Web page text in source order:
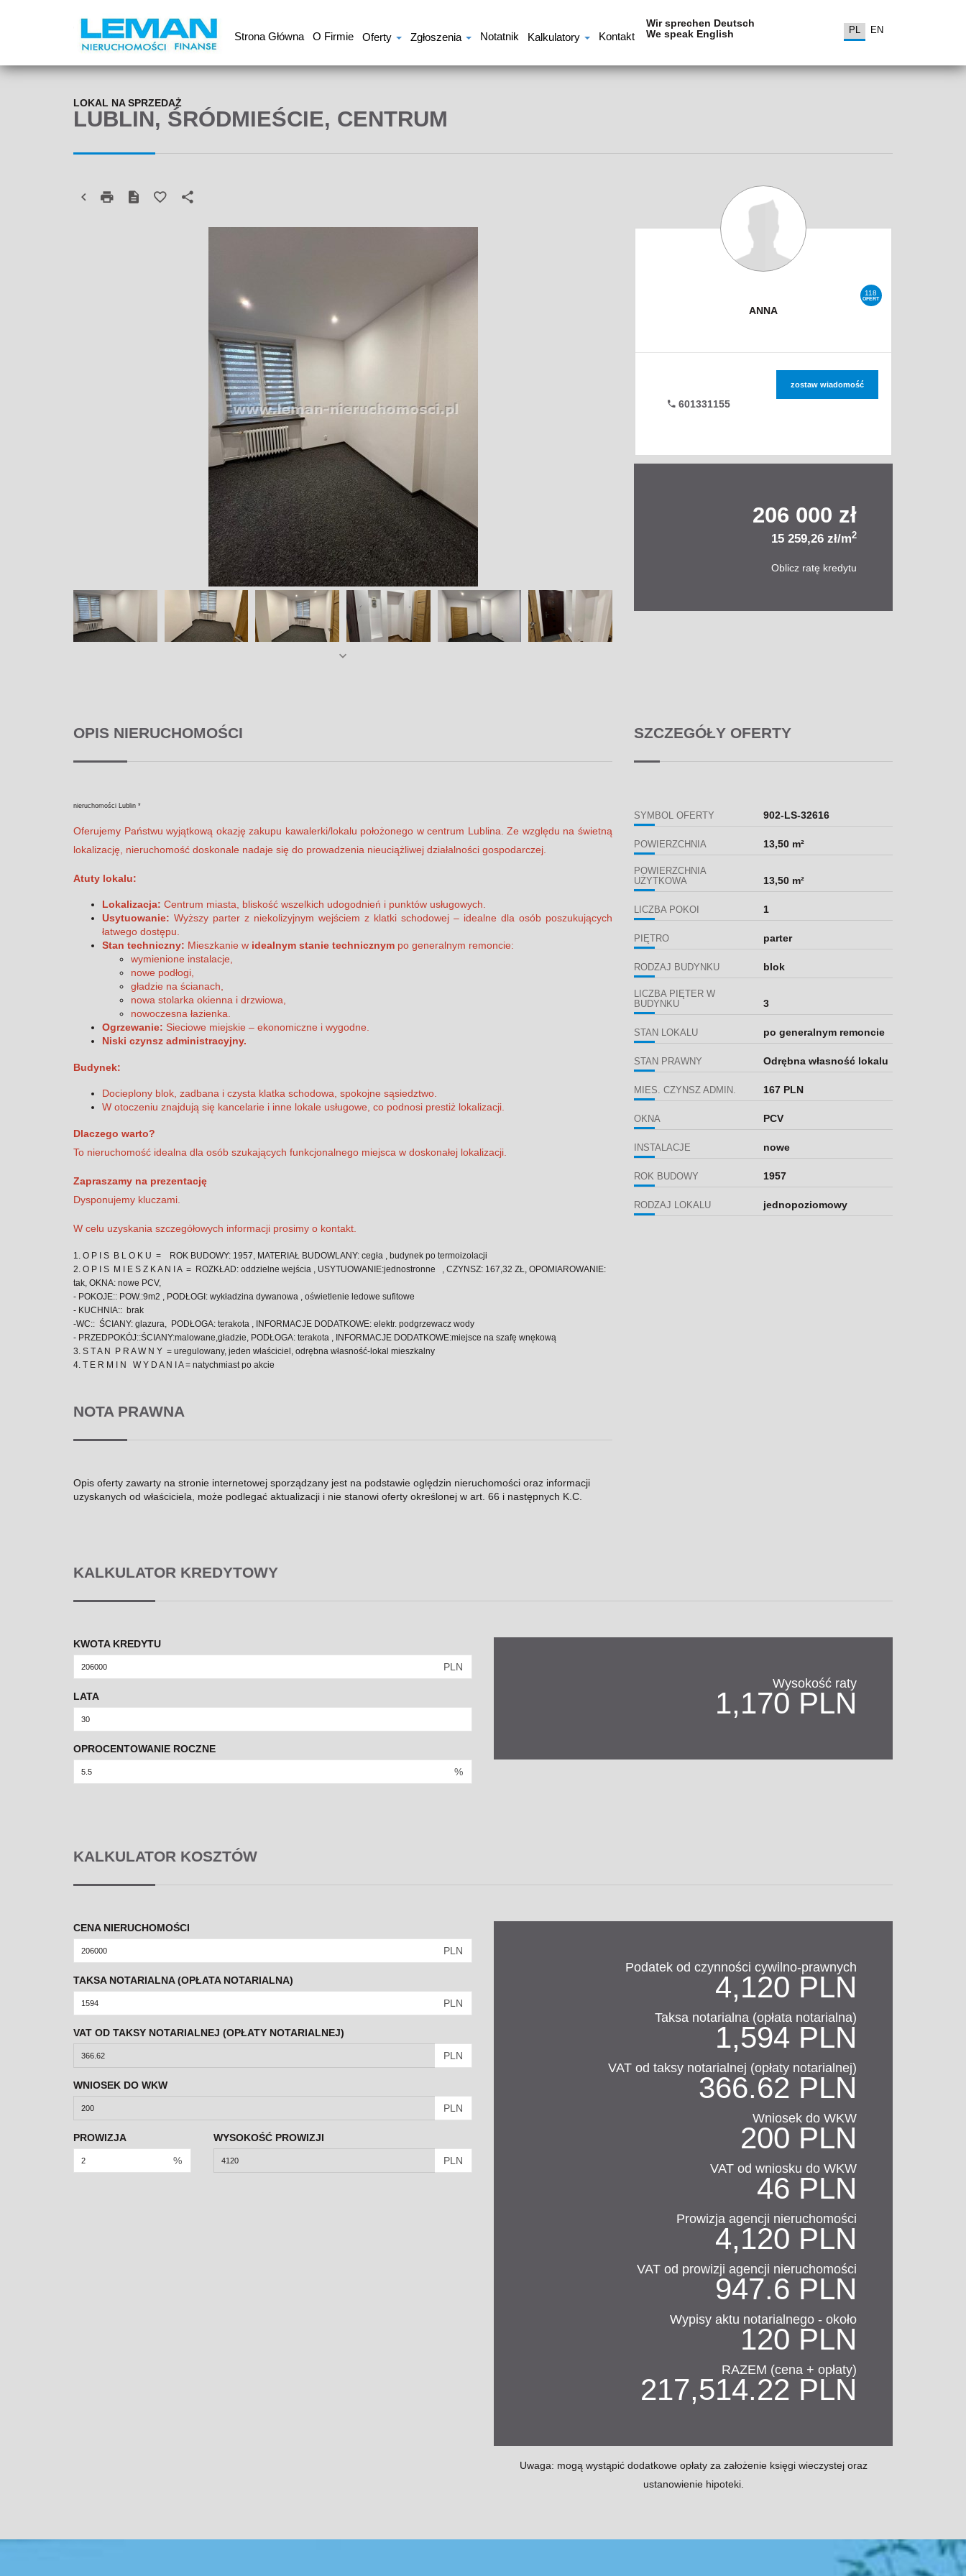
Strona Główna O Firmie Oferty Zgłoszenia Notatnik Kalkulatory Kontakt
Wir sprechen Deutsch
We speak English
PL EN
LUBLIN, ŚRÓDMIEŚCIE, CENTRUM
LOKAL NA SPRZEDAŻ
118
OFERT
ANNA
601331155
zostaw wiadomość
206 000 zł
15 259,26 zł/m2
Oblicz ratę kredytu
OPIS NIERUCHOMOŚCI
nieruchomości Lublin *
Oferujemy Państwu wyjątkową okazję zakupu kawalerki/lokalu położonego w centrum Lublina. Ze względu na świetną
lokalizację, nieruchomość doskonale nadaje się do prowadzenia nieuciążliwej działalności gospodarczej.
Atuty lokalu:
Lokalizacja: Centrum miasta, bliskość wszelkich udogodnień i punktów usługowych.
Usytuowanie: Wyższy parter z niekolizyjnym wejściem z klatki schodowej – idealne dla osób poszukujących
łatwego dostępu.
Stan techniczny: Mieszkanie w idealnym stanie technicznym po generalnym remoncie:
wymienione instalacje,
nowe podłogi,
gładzie na ścianach,
nowa stolarka okienna i drzwiowa,
nowoczesna łazienka.
Ogrzewanie: Sieciowe miejskie – ekonomiczne i wygodne.
Niski czynsz administracyjny.
Budynek:
Docieplony blok, zadbana i czysta klatka schodowa, spokojne sąsiedztwo.
W otoczeniu znajdują się kancelarie i inne lokale usługowe, co podnosi prestiż lokalizacji.
Dlaczego warto?
To nieruchomość idealna dla osób szukających funkcjonalnego miejsca w doskonałej lokalizacji.
Zapraszamy na prezentację
Dysponujemy kluczami.
W celu uzyskania szczegółowych informacji prosimy o kontakt.
1. O P I S B L O K U = ROK BUDOWY: 1957, MATERIAŁ BUDOWLANY: cegła , budynek po termoizolacji
2. O P I S M I E S Z K A N I A = ROZKŁAD: oddzielne wejścia , USYTUOWANIE:jednostronne , CZYNSZ: 167,32 ZŁ, OPOMIAROWANIE:
tak, OKNA: nowe PCV,
- POKOJE:: POW.:9m2 , PODŁOGI: wykładzina dywanowa , oświetlenie ledowe sufitowe
- KUCHNIA:: brak
-WC:: ŚCIANY: glazura, PODŁOGA: terakota , INFORMACJE DODATKOWE: elektr. podgrzewacz wody
- PRZEDPOKÓJ::ŚCIANY:malowane,gładzie, PODŁOGA: terakota , INFORMACJE DODATKOWE:miejsce na szafę wnękową
3. S T A N P R A W N Y = uregulowany, jeden właściciel, odrębna własność-lokal mieszkalny
4. T E R M I N W Y D A N I A = natychmiast po akcie
NOTA PRAWNA
Opis oferty zawarty na stronie internetowej sporządzany jest na podstawie oględzin nieruchomości oraz informacji
uzyskanych od właściciela, może podlegać aktualizacji i nie stanowi oferty określonej w art. 66 i następnych K.C.
SZCZEGÓŁY OFERTY
SYMBOL OFERTY 902-LS-32616
POWIERZCHNIA 13,50 m²
POWIERZCHNIA
UŻYTKOWA
13,50 m²
LICZBA POKOI 1
PIĘTRO parter
RODZAJ BUDYNKU blok
LICZBA PIĘTER W
BUDYNKU
3
STAN LOKALU po generalnym remoncie
STAN PRAWNY Odrębna własność lokalu
MIES. CZYNSZ ADMIN. 167 PLN
OKNA PCV
INSTALACJE nowe
ROK BUDOWY 1957
RODZAJ LOKALU jednopoziomowy
KALKULATOR KREDYTOWY
KWOTA KREDYTU
PLN
LATA
OPROCENTOWANIE ROCZNE
%
Wysokość raty
1,170 PLN
KALKULATOR KOSZTÓW
CENA NIERUCHOMOŚCI
PLN
TAKSA NOTARIALNA (OPŁATA NOTARIALNA)
PLN
VAT OD TAKSY NOTARIALNEJ (OPŁATY NOTARIALNEJ)
PLN
WNIOSEK DO WKW
PLN
PROWIZJA
%
WYSOKOŚĆ PROWIZJI
PLN
Podatek od czynności cywilno-prawnych
4,120 PLN
Taksa notarialna (opłata notarialna)
1,594 PLN
VAT od taksy notarialnej (opłaty notarialnej)
366.62 PLN
Wniosek do WKW
200 PLN
VAT od wniosku do WKW
46 PLN
Prowizja agencji nieruchomości
4,120 PLN
VAT od prowizji agencji nieruchomości
947.6 PLN
Wypisy aktu notarialnego - około
120 PLN
RAZEM (cena + opłaty)
217,514.22 PLN
Uwaga: mogą wystąpić dodatkowe opłaty za założenie księgi wieczystej oraz
ustanowienie hipoteki.